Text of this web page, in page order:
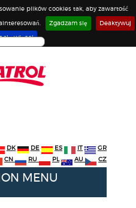
plików cookies tak, aby zawartość
Zgadzam się Deaktywuj
się więcej
DK DE ES IT
GR
CN
RU PL AU CZ
MENU